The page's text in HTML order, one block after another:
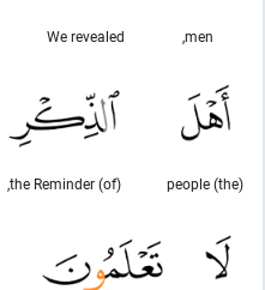
men,
We revealed
(the) people
(of) the Reminder,